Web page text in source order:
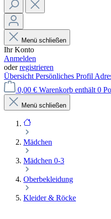
Menü schließen
Ihr Konto
Anmelden
oderregistrieren
Übersicht Persönliches Profil
0,00 € Warenkorb enthält 0
Menü schließen
Mädchen
Mädchen 0-3
Oberbekleidung
Kleider & Röcke